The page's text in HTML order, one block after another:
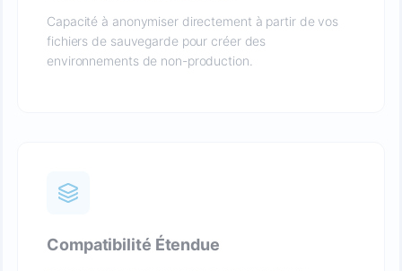
Capacité à anonymiser directement à partir de vos
fichiers de sauvegarde pour créer des
environnements de non-production.
Compatibilité Étendue